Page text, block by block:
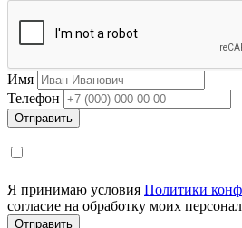
Имя
Телефон
Я принимаю условия Политики
согласие на обработку моих